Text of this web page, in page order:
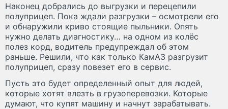
Наконец добрались до выгрузки и перецепили
полуприцеп. Пока ждали разгрузки – осмотрели его
и обнаружили криво стоящие пыльники. Опять
нужно делать диагностику… на одном из колёс
полез корд, водитель предупреждал об этом
раньше. Решили, что как только КамАЗ разгрузит
полуприцеп, сразу повезет его в сервис.
Пусть это будет определенный опыт для людей,
которые хотят влезть в грузоперевозки. Которые
думают, что купят машину и начнут зарабатывать.